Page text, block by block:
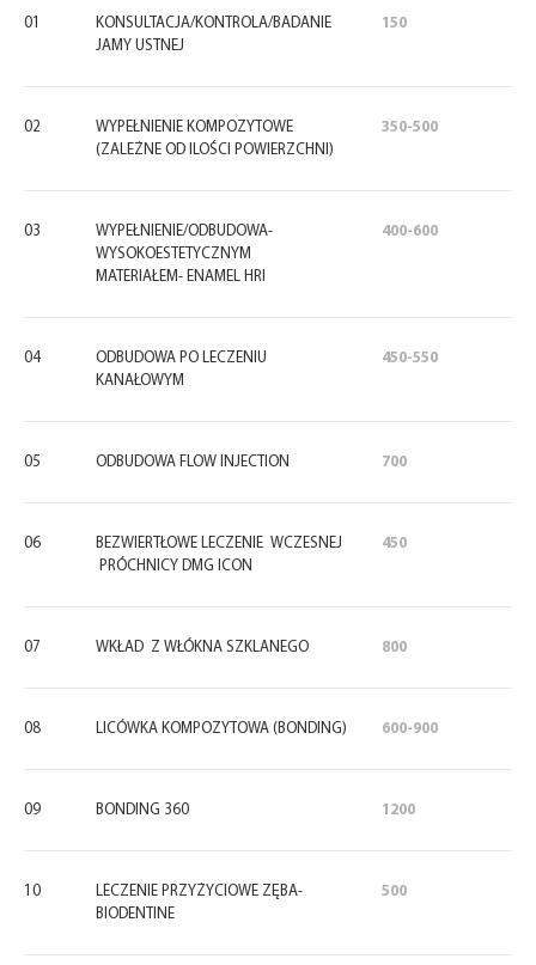
01
KONSULTACJA/KONTROLA/BADANIE
JAMY USTNEJ
150
02
WYPEŁNIENIE KOMPOZYTOWE
(ZALEŻNE OD ILOŚCI POWIERZCHNI)
350-500
03
WYPEŁNIENIE/ODBUDOWA-
WYSOKOESTETYCZNYM
MATERIAŁEM- ENAMEL HRI
400-600
04
ODBUDOWA PO LECZENIU
KANAŁOWYM
450-550
05 ODBUDOWA FLOW INJECTION 700
06
BEZWIERTŁOWE LECZENIE WCZESNEJ
PRÓCHNICY DMG ICON
450
07 WKŁAD Z WŁÓKNA SZKLANEGO 800
08 LICÓWKA KOMPOZYTOWA (BONDING) 600-900
09 BONDING 360 1200
10
LECZENIE PRZYŻYCIOWE ZĘBA-
BIODENTINE
500